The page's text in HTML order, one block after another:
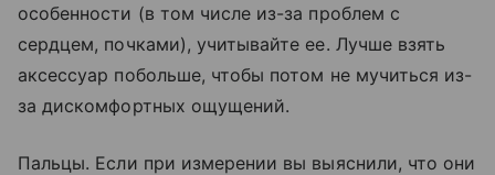
особенности (в том числе из-за проблем с
сердцем, почками), учитывайте ее. Лучше взять
аксессуар побольше, чтобы потом не мучиться из-
за дискомфортных ощущений.
Пальцы. Если при измерении вы выяснили, что они